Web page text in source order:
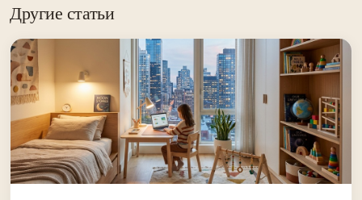
Другие статьи